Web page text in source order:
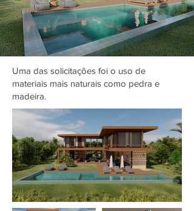
Uma das solicitações foi o uso de
materiais mais naturais como pedra e
madeira.